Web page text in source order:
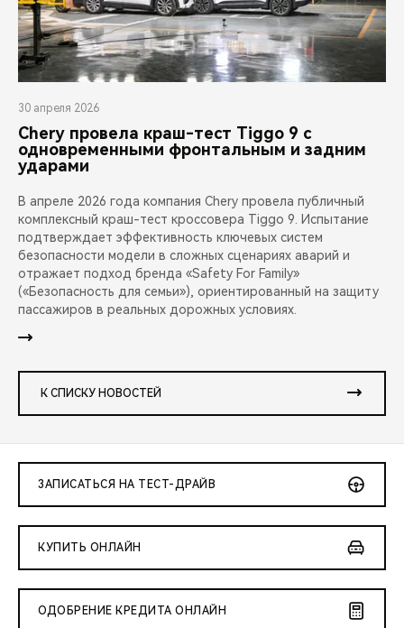
30 апреля 2026
Chery провела краш-тест Tiggo 9 с
одновременными фронтальным и задним
ударами
В апреле 2026 года компания Chery провела публичный
комплексный краш-тест кроссовера Tiggo 9. Испытание
подтверждает эффективность ключевых систем
безопасности модели в сложных сценариях аварий и
отражает подход бренда «Safety For Family»
(«Безопасность для семьи»), ориентированный на защиту
пассажиров в реальных дорожных условиях.
К СПИСКУ НОВОСТЕЙ
ЗАПИСАТЬСЯ НА ТЕСТ-ДРАЙВ
КУПИТЬ ОНЛАЙН
ОДОБРЕНИЕ КРЕДИТА ОНЛАЙН